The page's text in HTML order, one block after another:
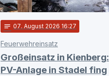
notes 07. August 2026 16:27
Feuerwehreinsatz
Großeinsatz in Kienberg:
PV-Anlage in Stadel fing